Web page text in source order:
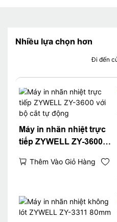
Nhiều lựa chọn hơn
Đi đến
Máy in nhãn nhiệt trực
tiếp ZYWELL ZY-3600
Thêm Vào Giỏ Hàng